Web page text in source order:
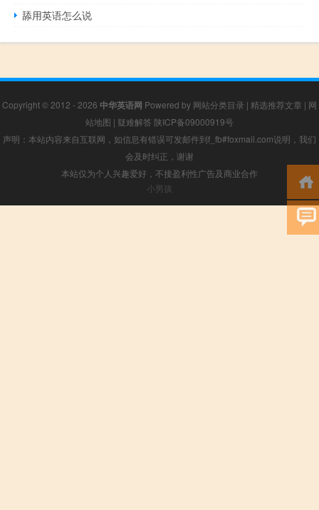
舔用英语怎么说
Copyright © 2012 - 2026 中华英语网 Powered by 网站分类目录 | 精选推荐文章 | 网
站地图 | 疑难解答 陕ICP备09000919号
声明：本站内容来自互联网，如信息有错误可发邮件到f_fb#foxmail.com说明，我们
会及时纠正，谢谢
本站仅为个人兴趣爱好，不接盈利性广告及商业合作
小男孩